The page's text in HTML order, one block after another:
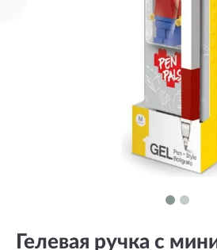
Гелевая ручка с